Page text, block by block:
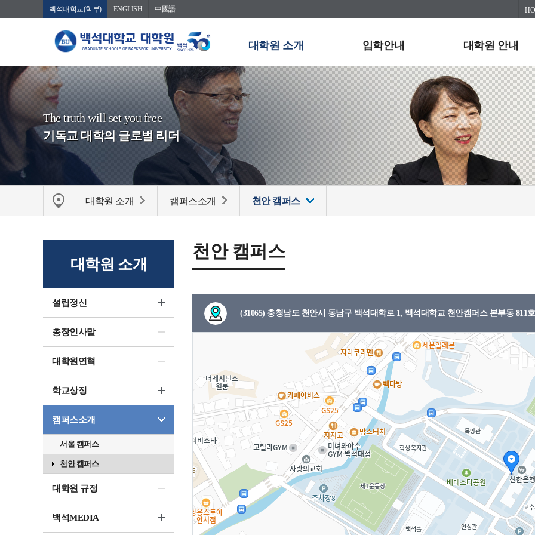
백석대학교(학부) ENGLISH 中國語
대학원 소개 입학안내 대학원 안내
The truth will set you free
기독교 대학의 글로벌 리더
대학원 소개 캠퍼스소개 천안 캠퍼스
대학원 소개
설립정신
총장인사말
대학원연혁
학교상징
캠퍼스소개
서울 캠퍼스
천안 캠퍼스
대학원 규정
백석MEDIA
천안 캠퍼스
(31065) 충청남도 천안시 동남구 백석대학로 1, 백석대학교 천안캠퍼스 본부동 811